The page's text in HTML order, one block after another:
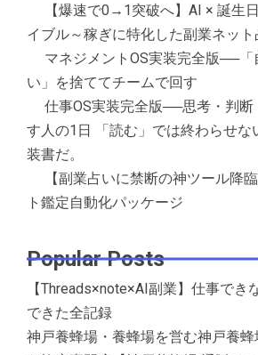
【爆速で0→1突破へ】AI × 誕生
イブル～稼ぎに特化した副業ネット
マネジメントOS実装完全版──
い」を捨ててチームで回す
仕事OS実装完全版──思考・判断
す人の1日 「読む」では終わらせな
装書だ。
【副業占いに禁断の神ツール降
ト鑑定自動化パッケージ
Popular Posts
【Threads×note×AI副業】仕事でき
できた全記録
神戸養蜂場・養蜂場を営む神戸養